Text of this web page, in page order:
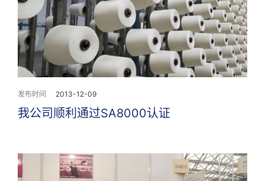
发布时间 2013-12-09
我公司顺利通过SA8000认证